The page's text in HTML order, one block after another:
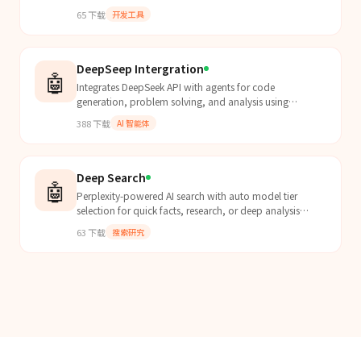
m...
65下载 开发工具
🤖 DeepSeep Intergration
Integrates DeepSeek API with agents for code
generation, problem solving, and analysis using
388下载 AI 智能体
🤖 Deep Search
Perplexity-powered AI search with auto model tier
selection for quick facts, research, or deep analysis
63 下载 搜索研究